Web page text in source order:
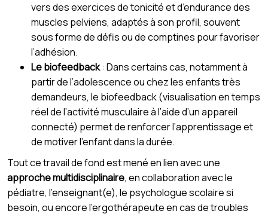
vers des exercices de tonicité et d’endurance des
muscles pelviens, adaptés à son profil, souvent
sous forme de défis ou de comptines pour favoriser
l’adhésion.
Le biofeedback: Dans certains cas, notamment à
partir de l’adolescence ou chez les enfants très
demandeurs, le biofeedback (visualisation en temps
réel de l’activité musculaire à l’aide d’un appareil
connecté) permet de renforcer l’apprentissage et
de motiver l’enfant dans la durée.
Tout ce travail de fond est mené en lien avec une
approche multidisciplinaire, en collaboration avec le
pédiatre, l’enseignant(e), le psychologue scolaire si
besoin, ou encore l’ergothérapeute en cas de troubles